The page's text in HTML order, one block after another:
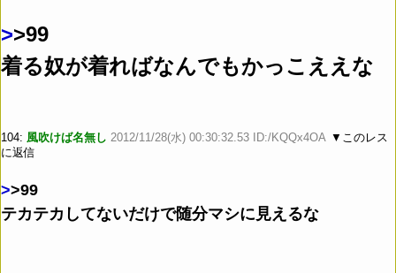
>>99
着る奴が着ればなんでもかっこええな
104: 風吹けば名無し 2012/11/28(水) 00:30:32.53 ID:/KQQx4OA ▼このレス
に返信
>>99
テカテカしてないだけで随分マシに見えるな